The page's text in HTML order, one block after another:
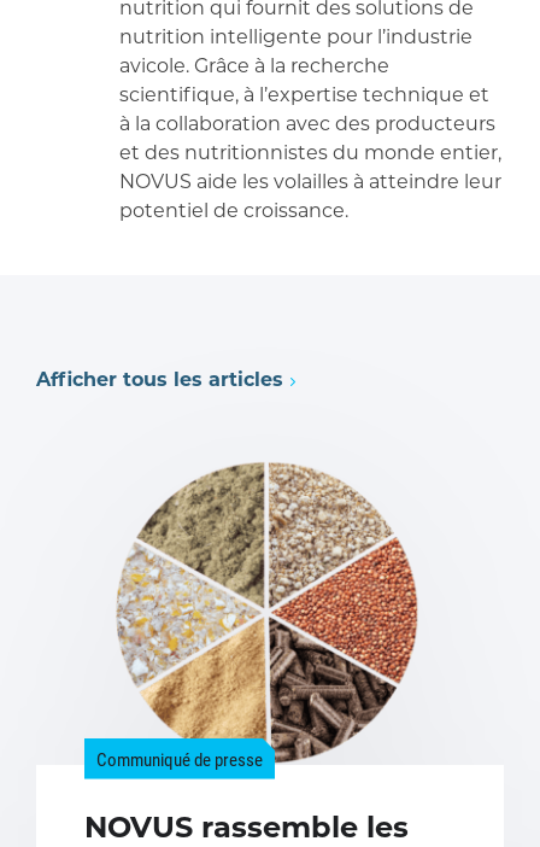
nutrition qui fournit des solutions de
nutrition intelligente pour l’industrie
avicole. Grâce à la recherche
scientifique, à l’expertise technique et
à la collaboration avec des producteurs
et des nutritionnistes du monde entier,
NOVUS aide les volailles à atteindre leur
potentiel de croissance.
Afficher tous les articles
Communiqué de presse
NOVUS rassemble les